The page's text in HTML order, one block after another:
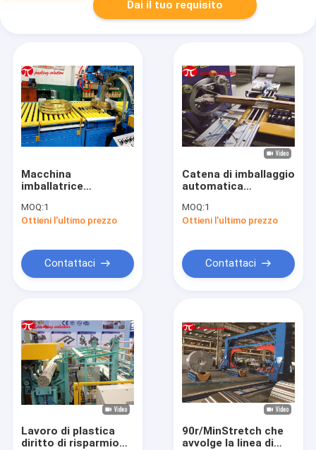
Dai il tuo requisito
Macchina
imballatrice
bobina obbligatoria
del filo di rame
sistema
d'avvolgimento 4.5kw
MOQ:1
Ottieni l'ultimo prezzo
Contattaci
Catena di imballaggio
automatica
macchina
imballatrice del
di rame
MOQ:1
Ottieni l'ultimo prezzo
Contattaci
Lavoro di plastica
diritto di risparmio
90r/MinStretch che
avvolge la linea di